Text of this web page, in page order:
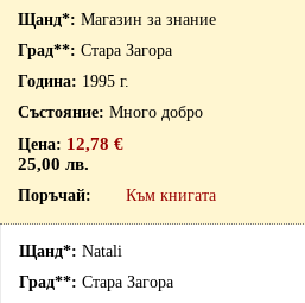
Магазин за знание
Стара Загора
1995 г.
Много добро
12,78 €
25,00 лв.
Към книгата
Natali
Стара Загора